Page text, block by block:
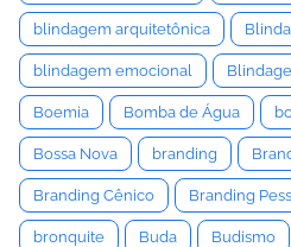
blindagem arquitetônica
blindagem emocional
Boemia Bomba de Água
Bossa Nova branding
Branding Cênico Branding
bronquite Buda Budismo